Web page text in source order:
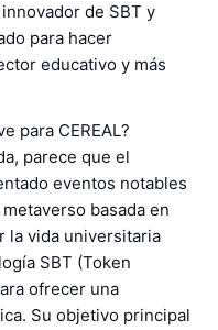
de SBT y
para hacer
educativo y más
para CEREAL?
parece que el
eventos notables
basada en
la vida universitaria
SBT (Token
ofrecer una
Su objetivo principal